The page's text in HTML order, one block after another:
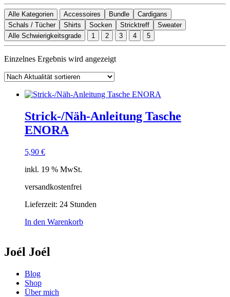
Alle Kategorien Accessoires Bundle
Cardigans
Schals / Tücher
Shirts Socken Stricktreff
Sweater
Alle Schwierigkeitsgrade
1 2 3 4 5
Einzelnes Ergebnis wird angezeigt
Strick-/Näh-Anleitung Tasche
ENORA
5,90 €
inkl. 19 % MwSt.
versandkostenfrei
Lieferzeit: 24 Stunden
In den Warenkorb
Joél Joél
Blog
Shop
Über mich